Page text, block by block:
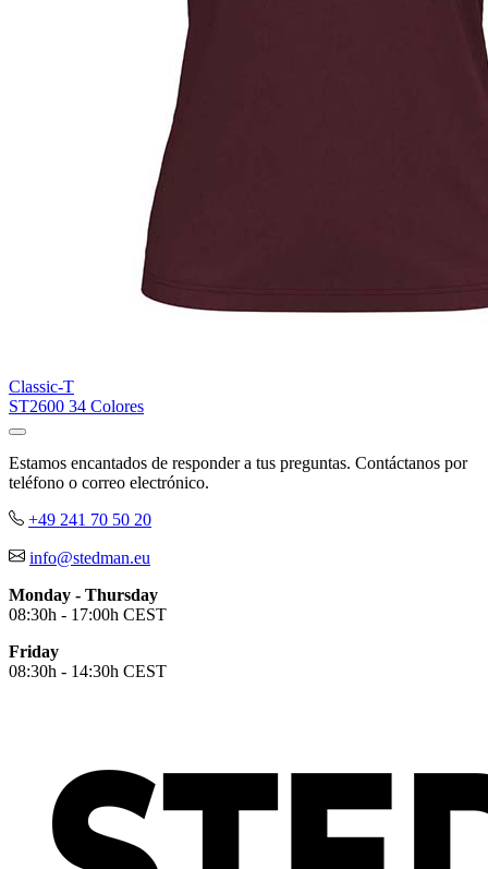
Classic-T
ST2600 34 Colores
Estamos encantados de responder a tus preguntas. Contáctanos por
teléfono o correo electrónico.
+49 241 70 50 20
info@stedman.eu
Monday - Thursday
08:30h - 17:00h CEST
Friday
08:30h - 14:30h CEST